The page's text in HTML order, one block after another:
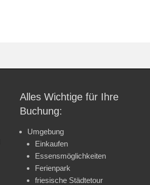
Alles Wichtige für Ihre
Buchung:
Umgebung
Einkaufen
Essensmöglichkeiten
Ferienpark
friesische Städtetour